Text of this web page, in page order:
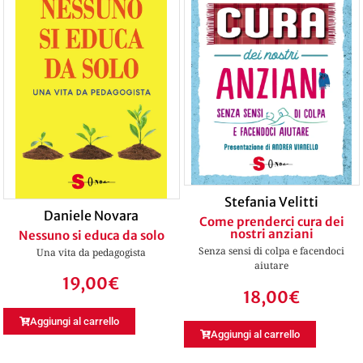
Daniele Novara
Nessuno si educa da solo
Una vita da pedagogista
19,00€
Aggiungi al carrello
Stefania Velitti
Come prenderci cura dei
nostri anziani
Senza sensi di colpa e facendoci
aiutare
18,00€
Aggiungi al carrello